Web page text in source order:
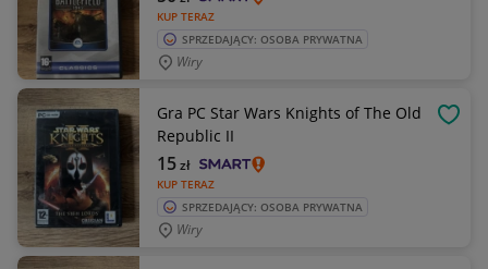
KUP TERAZ
SPRZEDAJĄCY: OSOBA PRYWATNA
Wiry
Gra PC Star Wars Knights of The Old
Republic II
KUP TERAZ
15zł
SPRZEDAJĄCY: OSOBA PRYWATNA
Wiry